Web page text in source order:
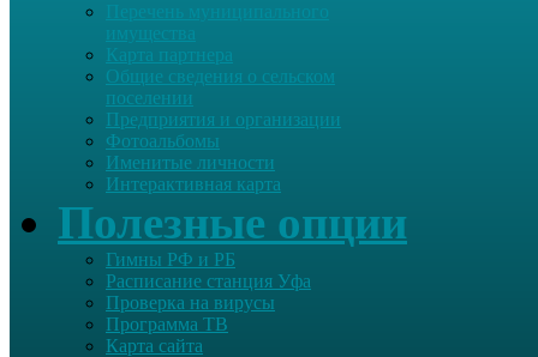
Перечень муниципального
имущества
Карта партнера
Общие сведения о сельском
поселении
Предприятия и организации
Фотоальбомы
Именитые личности
Интерактивная карта
Полезные опции
Гимны РФ и РБ
Расписание станция Уфа
Проверка на вирусы
Программа ТВ
Карта сайта